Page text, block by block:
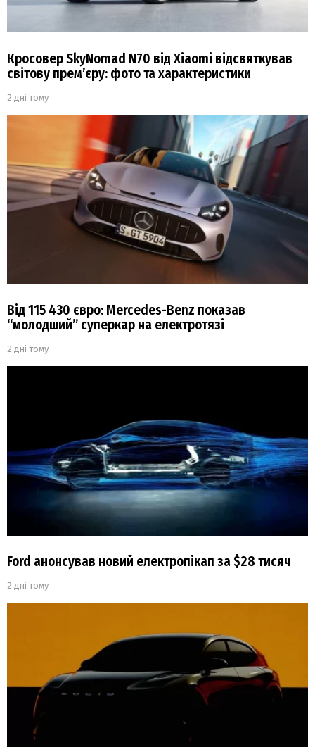
Кросовер SkyNomad N70 від Xiaomi відсвяткував
світову прем’єру: фото та характеристики
2 дні тому
Від 115 430 євро: Mercedes-Benz показав
“молодший” суперкар на електротязі
2 дні тому
Ford анонсував новий електропікап за $28 тисяч
2 дні тому